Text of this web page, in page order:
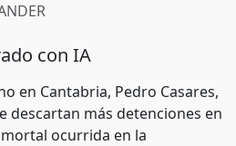
con IA
en Cantabria, Pedro Casares,
descartan más detenciones en
ocurrida en la